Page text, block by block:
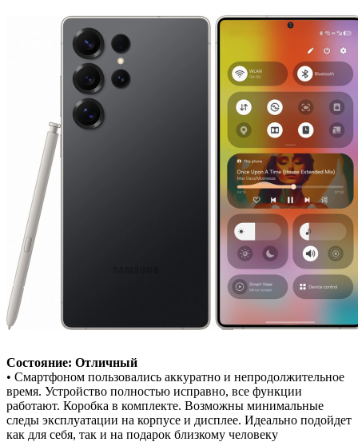
Состояние: Отличный
• Смартфоном пользовались аккуратно и непродолжительное
время. Устройство полностью исправно, все функции
работают. Коробка в комплекте. Возможны минимальные
следы эксплуатации на корпусе и дисплее. Идеально подойдет
как для себя, так и на подарок близкому человеку